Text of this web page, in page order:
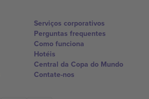
Serviços corporativos
Perguntas frequentes
Como funciona
Hotéis
Central da Copa do Mundo
Contate-nos